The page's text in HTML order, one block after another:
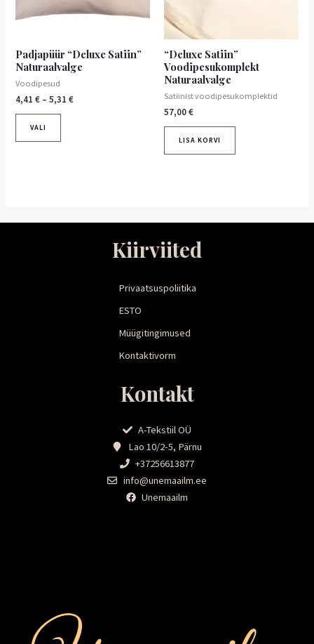
Padjapüür “Deluxe Satiin”
Naturaalvalge
Voodipesud
4,41€ – 5,31€
VALI
saab
tootelehel.
“Deluxe Satiin”
Voodipesukomplekt
Naturaalvalge
Satiinist voodipesukomplektid
57,00€
LISA KORVI
Kiirviited
Privaatsuspoliitika
ESTO
Müügitingimused
Kontaktivorm
Kontakt
A-Tekstiil OÜ
Lao 10/2-5, Pärnu
+37256613877
info@unemaailm.ee
Unemaailm